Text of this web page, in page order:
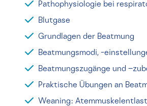
Pathophysiologie bei
Blutgase
Grundlagen der Beatmung
Beatmungsmodi, -
Beatmungszugänge und
Praktische Übungen an
Weaning: